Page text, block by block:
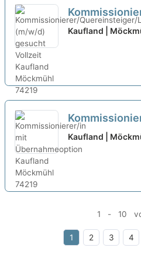
(m/w/d)
Kaufland |
Kaufland |
1 - 10
1 2 3 4